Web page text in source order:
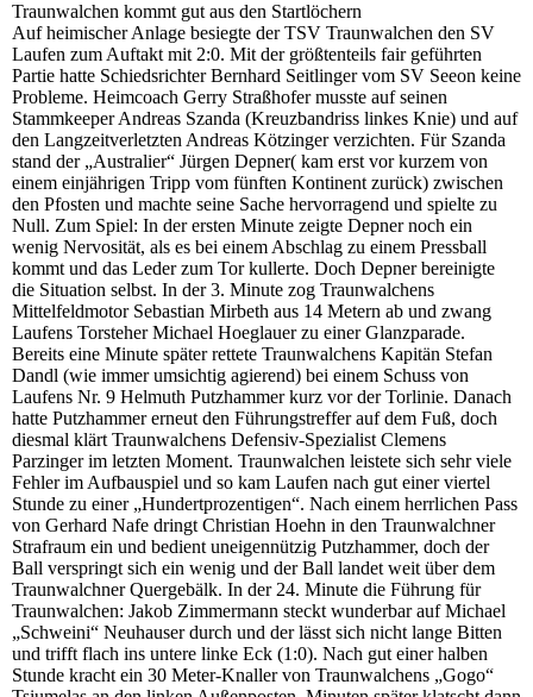
Traunwalchen kommt gut aus den Startlöchern
Auf heimischer Anlage besiegte der TSV Traunwalchen den SV
Laufen zum Auftakt mit 2:0. Mit der größtenteils fair geführten
Partie hatte Schiedsrichter Bernhard Seitlinger vom SV Seeon keine
Probleme. Heimcoach Gerry Straßhofer musste auf seinen
Stammkeeper Andreas Szanda (Kreuzbandriss linkes Knie) und auf
den Langzeitverletzten Andreas Kötzinger verzichten. Für Szanda
stand der „Australier“ Jürgen Depner( kam erst vor kurzem von
einem einjährigen Tripp vom fünften Kontinent zurück) zwischen
den Pfosten und machte seine Sache hervorragend und spielte zu
Null. Zum Spiel: In der ersten Minute zeigte Depner noch ein
wenig Nervosität, als es bei einem Abschlag zu einem Pressball
kommt und das Leder zum Tor kullerte. Doch Depner bereinigte
die Situation selbst. In der 3. Minute zog Traunwalchens
Mittelfeldmotor Sebastian Mirbeth aus 14 Metern ab und zwang
Laufens Torsteher Michael Hoeglauer zu einer Glanzparade.
Bereits eine Minute später rettete Traunwalchens Kapitän Stefan
Dandl (wie immer umsichtig agierend) bei einem Schuss von
Laufens Nr. 9 Helmuth Putzhammer kurz vor der Torlinie. Danach
hatte Putzhammer erneut den Führungstreffer auf dem Fuß, doch
diesmal klärt Traunwalchens Defensiv-Spezialist Clemens
Parzinger im letzten Moment. Traunwalchen leistete sich sehr viele
Fehler im Aufbauspiel und so kam Laufen nach gut einer viertel
Stunde zu einer „Hundertprozentigen“. Nach einem herrlichen Pass
von Gerhard Nafe dringt Christian Hoehn in den Traunwalchner
Strafraum ein und bedient uneigennützig Putzhammer, doch der
Ball verspringt sich ein wenig und der Ball landet weit über dem
Traunwalchner Quergebälk. In der 24. Minute die Führung für
Traunwalchen: Jakob Zimmermann steckt wunderbar auf Michael
„Schweini“ Neuhauser durch und der lässt sich nicht lange Bitten
und trifft flach ins untere linke Eck (1:0). Nach gut einer halben
Stunde kracht ein 30 Meter-Knaller von Traunwalchens „Gogo“